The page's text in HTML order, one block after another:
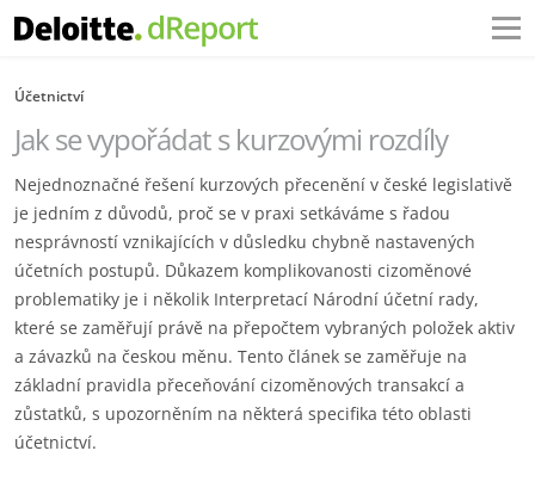
Účetnictví
Jak se vypořádat s kurzovými rozdíly
Nejednoznačné řešení kurzových přecenění v české legislativě
je jedním z důvodů, proč se v praxi setkáváme s řadou
nesprávností vznikajících v důsledku chybně nastavených
účetních postupů. Důkazem komplikovanosti cizoměnové
problematiky je i několik Interpretací Národní účetní rady,
které se zaměřují právě na přepočtem vybraných položek aktiv
a závazků na českou měnu. Tento článek se zaměřuje na
základní pravidla přeceňování cizoměnových transakcí a
zůstatků, s upozorněním na některá specifika této oblasti
účetnictví.